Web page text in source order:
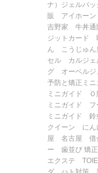
ナ）ジェルパッ
販
アイホーン
吉野家 牛丼通
ジットカード
ん
こうじゅん
セル
カルジ
グ
オーベルジ
予防と矯正ミニ
ミニガイド
ミニガイド
フ
ミニガイド
鈴
クイーン
に
屋 名古屋
借
ー
歯並び 矯正
エクステ